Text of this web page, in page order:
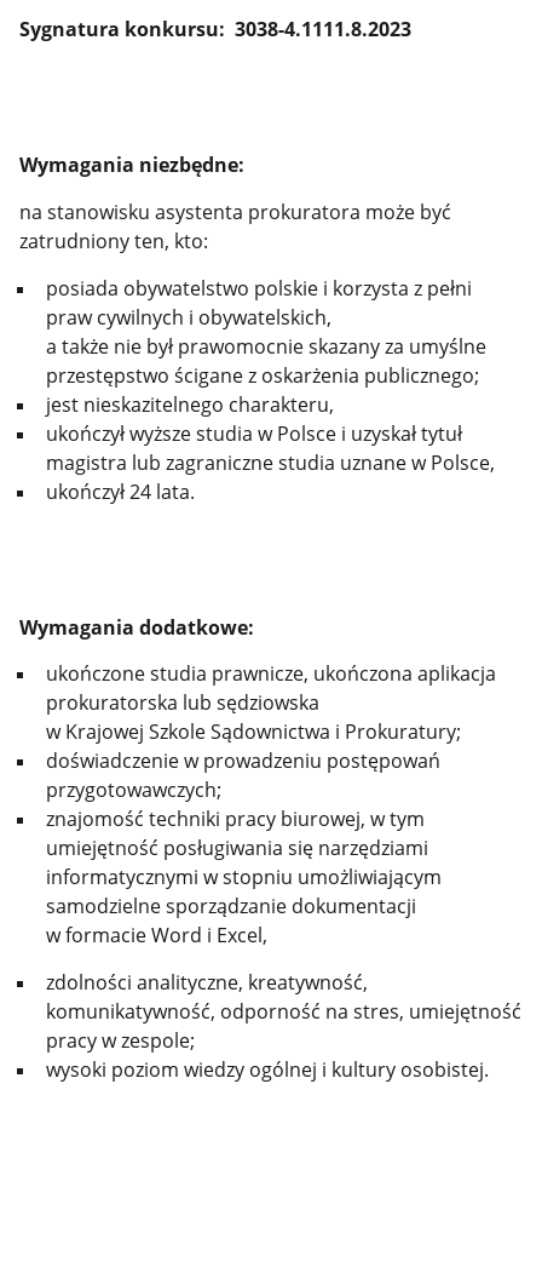
Sygnatura konkursu: 3038-4.1111.8.2023
Wymagania niezbędne:
na stanowisku asystenta prokuratora może być
zatrudniony ten, kto:
posiada obywatelstwo polskie i korzysta z pełni
praw cywilnych i obywatelskich,
a także nie był prawomocnie skazany za umyślne
przestępstwo ścigane z oskarżenia publicznego;
jest nieskazitelnego charakteru,
ukończył wyższe studia w Polsce i uzyskał tytuł
magistra lub zagraniczne studia uznane w Polsce,
ukończył 24 lata.
Wymagania dodatkowe:
ukończone studia prawnicze, ukończona aplikacja
prokuratorska lub sędziowska
w Krajowej Szkole Sądownictwa i Prokuratury;
doświadczenie w prowadzeniu postępowań
przygotowawczych;
znajomość techniki pracy biurowej, w tym
umiejętność posługiwania się narzędziami
informatycznymi w stopniu umożliwiającym
samodzielne sporządzanie dokumentacji
w formacie Word i Excel,
zdolności analityczne, kreatywność,
komunikatywność, odporność na stres, umiejętność
pracy w zespole;
wysoki poziom wiedzy ogólnej i kultury osobistej.